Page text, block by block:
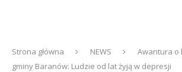
Strona główna NEWS
Awantura o
gminy Baranów: Ludzie od lat żyją w depresji